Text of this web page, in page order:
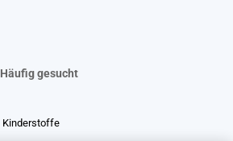
Häufig gesucht
Kinderstoffe